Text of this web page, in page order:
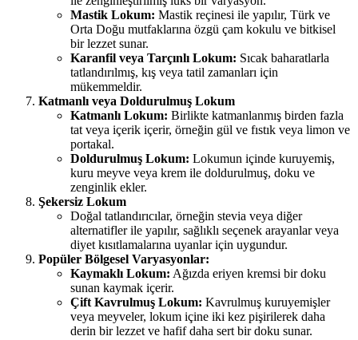
Mastik Lokum: Mastik reçinesi ile yapılır, Türk ve
Orta Doğu mutfaklarına özgü çam kokulu ve bitkisel
bir lezzet sunar.
Karanfil veya Tarçınlı Lokum: Sıcak baharatlarla
tatlandırılmış, kış veya tatil zamanları için
mükemmeldir.
Katmanlı veya Doldurulmuş Lokum
Katmanlı Lokum: Birlikte katmanlanmış birden fazla
tat veya içerik içerir, örneğin gül ve fıstık veya limon ve
portakal.
Doldurulmuş Lokum: Lokumun içinde kuruyemiş,
kuru meyve veya krem ile doldurulmuş, doku ve
zenginlik ekler.
Şekersiz Lokum
Doğal tatlandırıcılar, örneğin stevia veya diğer
alternatifler ile yapılır, sağlıklı seçenek arayanlar veya
diyet kısıtlamalarına uyanlar için uygundur.
Popüler Bölgesel Varyasyonlar:
Kaymaklı Lokum: Ağızda eriyen kremsi bir doku
sunan kaymak içerir.
Çift Kavrulmuş Lokum: Kavrulmuş kuruyemişler
veya meyveler, lokum içine iki kez pişirilerek daha
derin bir lezzet ve hafif daha sert bir doku sunar.